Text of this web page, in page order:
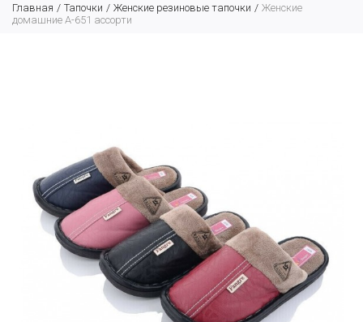
Главная Тапочки Женские резиновые тапочки
Женские
домашние А-651 ассорти